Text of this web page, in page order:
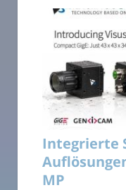
Integrierte
MP